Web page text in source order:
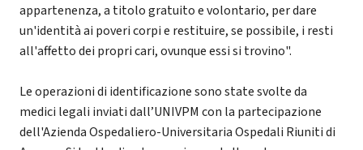
appartenenza, a titolo gratuito e volontario, per dare
un'identità ai poveri corpi e restituire, se possibile, i resti
all'affetto dei propri cari, ovunque essi si trovino".
Le operazioni di identificazione sono state svolte da
medici legali inviati dall’UNIVPM con la partecipazione
dell'Azienda Ospedaliero-Universitaria Ospedali Riuniti di